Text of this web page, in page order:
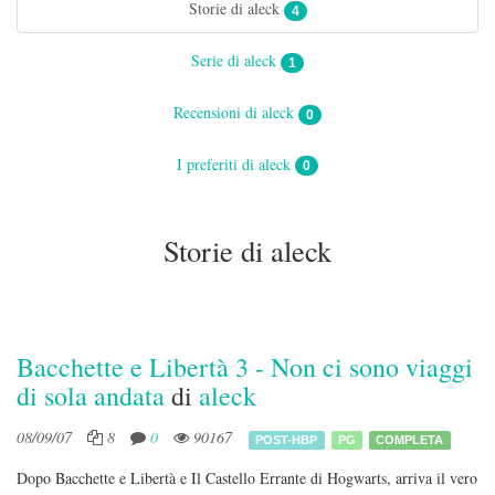
Storie di aleck 4
Serie di aleck 1
Recensioni di aleck 0
I preferiti di aleck 0
Storie di aleck
Bacchette e Libertà 3 - Non ci sono viaggi
di sola andatadi aleck
08/09/07 8 0 90167 POST-HBP PG COMPLETA
Dopo Bacchette e Libertà e Il Castello Errante di Hogwarts, arriva il vero